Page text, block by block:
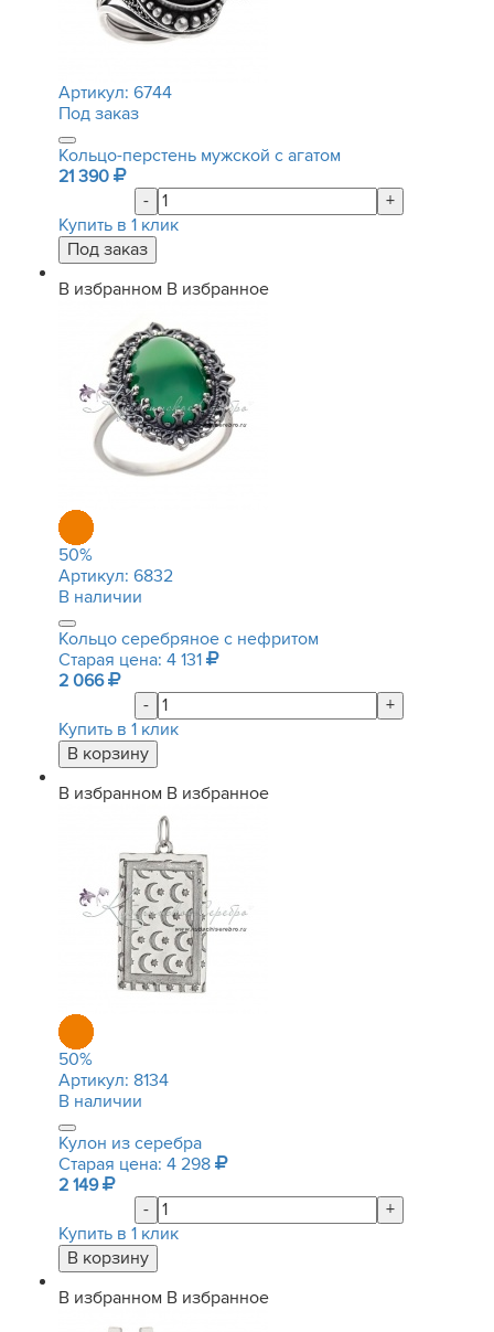
Артикул: 6744
Под заказ
Кольцо-перстень мужской с агатом
21 390
-
+
Купить в 1 клик
В избранном В избранное
50%
Артикул: 6832
В наличии
Кольцо серебряное с нефритом
Старая цена: 4 131
2 066
-
+
Купить в 1 клик
В избранном В избранное
50%
Артикул: 8134
В наличии
Кулон из серебра
Старая цена: 4 298
2 149
-
+
Купить в 1 клик
В избранном В избранное